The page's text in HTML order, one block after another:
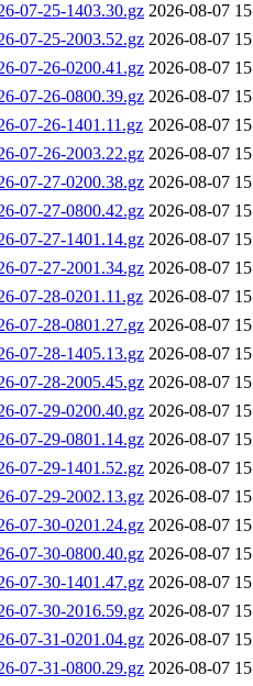
07-25-1403.30.gz 2026-08-07
07-25-2003.52.gz 2026-08-07
07-26-0200.41.gz 2026-08-07
07-26-0800.39.gz 2026-08-07
07-26-1401.11.gz 2026-08-07
07-26-2003.22.gz 2026-08-07
07-27-0200.38.gz 2026-08-07
07-27-0800.42.gz 2026-08-07
07-27-1401.14.gz 2026-08-07
07-27-2001.34.gz 2026-08-07
07-28-0201.11.gz 2026-08-07
07-28-0801.27.gz 2026-08-07
07-28-1405.13.gz 2026-08-07
07-28-2005.45.gz 2026-08-07
07-29-0200.40.gz 2026-08-07
07-29-0801.14.gz 2026-08-07
07-29-1401.52.gz 2026-08-07
07-29-2002.13.gz 2026-08-07
07-30-0201.24.gz 2026-08-07
07-30-0800.40.gz 2026-08-07
07-30-1401.47.gz 2026-08-07
07-30-2016.59.gz 2026-08-07
07-31-0201.04.gz 2026-08-07
07-31-0800.29.gz 2026-08-07